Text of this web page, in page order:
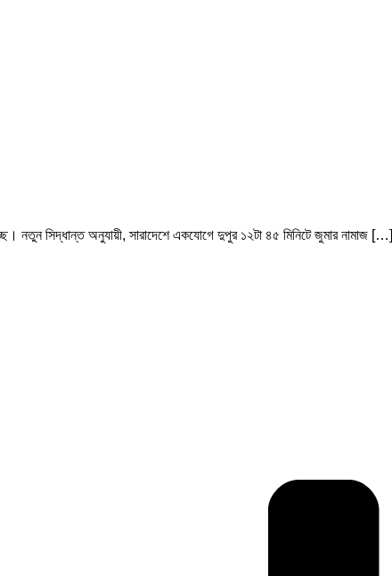
নতুন সিদ্ধান্ত অনুযায়ী, সারাদেশে একযোগে দুপুর ১২টা ৪৫ মিনিটে জুমার নামাজ […]